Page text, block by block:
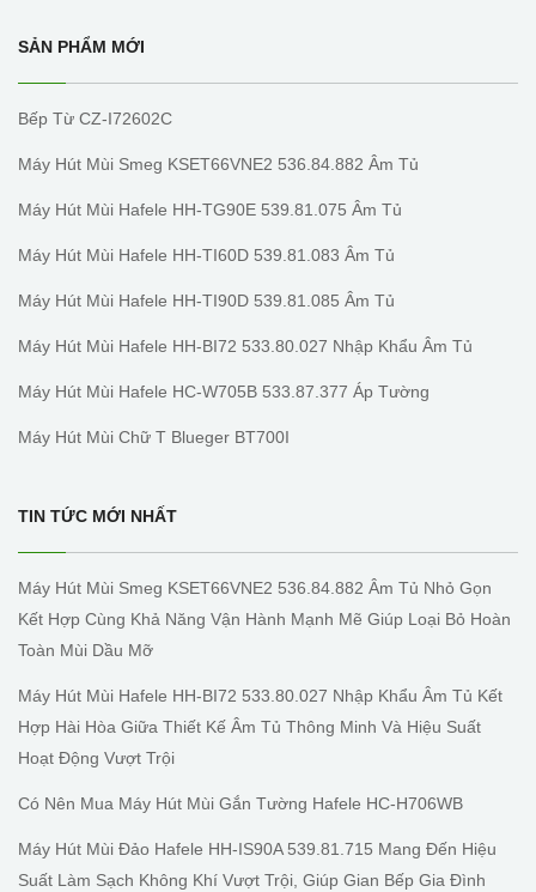
SẢN PHẨM MỚI
Bếp Từ CZ-I72602C
Máy Hút Mùi Smeg KSET66VNE2 536.84.882 Âm Tủ
Máy Hút Mùi Hafele HH-TG90E 539.81.075 Âm Tủ
Máy Hút Mùi Hafele HH-TI60D 539.81.083 Âm Tủ
Máy Hút Mùi Hafele HH-TI90D 539.81.085 Âm Tủ
Máy Hút Mùi Hafele HH-BI72 533.80.027 Nhập Khẩu Âm Tủ
Máy Hút Mùi Hafele HC-W705B 533.87.377 Áp Tường
Máy Hút Mùi Chữ T Blueger BT700I
TIN TỨC MỚI NHẤT
Máy Hút Mùi Smeg KSET66VNE2 536.84.882 Âm Tủ Nhỏ Gọn
Kết Hợp Cùng Khả Năng Vận Hành Mạnh Mẽ Giúp Loại Bỏ Hoàn
Toàn Mùi Dầu Mỡ
Máy Hút Mùi Hafele HH-BI72 533.80.027 Nhập Khẩu Âm Tủ Kết
Hợp Hài Hòa Giữa Thiết Kế Âm Tủ Thông Minh Và Hiệu Suất
Hoạt Động Vượt Trội
Có Nên Mua Máy Hút Mùi Gắn Tường Hafele HC-H706WB
Máy Hút Mùi Đảo Hafele HH-IS90A 539.81.715 Mang Đến Hiệu
Suất Làm Sạch Không Khí Vượt Trội, Giúp Gian Bếp Gia Đình